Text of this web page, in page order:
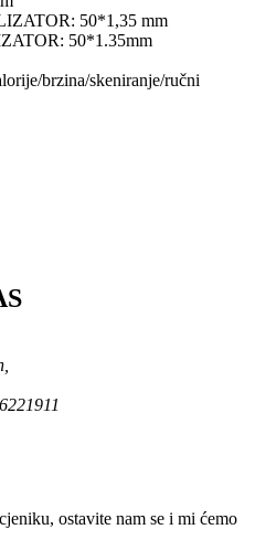
50*1,35 mm
50*1.35mm
brzina/skeniranje/ručni
ostavite nam se i mi ćemo